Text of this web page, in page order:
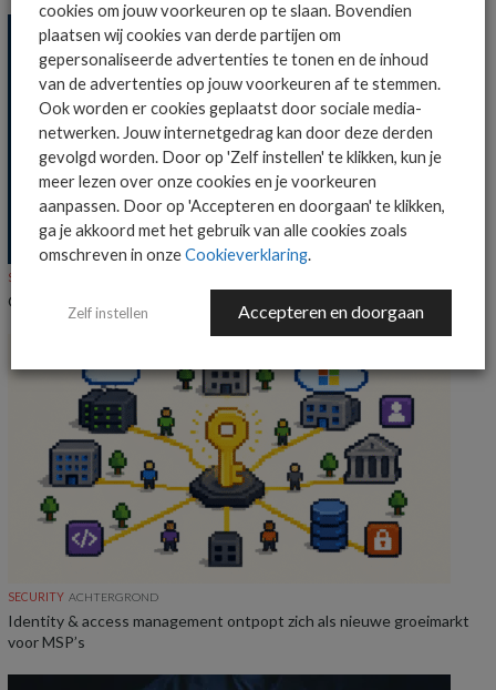
SECURITY
Onderzoek: IT-beslissers vrezen datalekken bij AI-agents
SECURITY ACHTERGROND
Identity & access management ontpopt zich als nieuwe groeimarkt
voor MSP’s
cookies om jouw voorkeuren op te slaan. Bovendien
plaatsen wij cookies van derde partijen om
gepersonaliseerde advertenties te tonen en de inhoud
van de advertenties op jouw voorkeuren af te stemmen.
Ook worden er cookies geplaatst door sociale media-
netwerken. Jouw internetgedrag kan door deze derden
gevolgd worden. Door op 'Zelf instellen' te klikken, kun je
meer lezen over onze cookies en je voorkeuren
aanpassen. Door op 'Accepteren en doorgaan' te klikken,
ga je akkoord met het gebruik van alle cookies zoals
omschreven in onzeCookieverklaring.
Zelf instellen Accepteren en doorgaan